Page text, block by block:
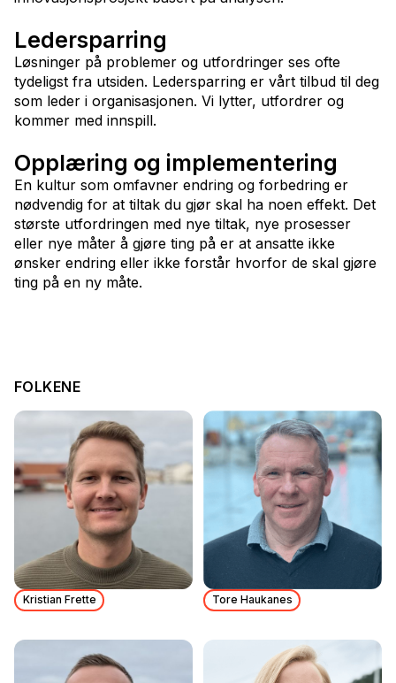
Leder­sparring
Løsninger på problemer og utfordringer ses ofte
tydeligst fra utsiden. Ledersparring er vårt tilbud til deg
som leder i organisasjonen. Vi lytter, utfordrer og
kommer med innspill.
Opplæring og implementering
En kultur som omfavner endring og forbedring er
nødvendig for at tiltak du gjør skal ha noen effekt. Det
største utfordringen med nye tiltak, nye prosesser
eller nye måter å gjøre ting på er at ansatte ikke
ønsker endring eller ikke forstår hvorfor de skal gjøre
ting på en ny måte.
FOLKENE
Kristian Frette Tore Haukanes